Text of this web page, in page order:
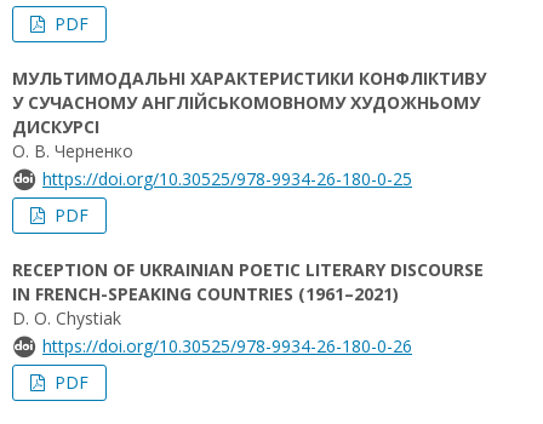
PDF
МУЛЬТИМОДАЛЬНІ ХАРАКТЕРИСТИКИ КОНФЛІКТИВУ
У СУЧАСНОМУ АНГЛІЙСЬКОМОВНОМУ ХУДОЖНЬОМУ
ДИСКУРСІ
О. В. Черненко
https://doi.org/10.30525/978-9934-26-180-0-25
PDF
RECEPTION OF UKRAINIAN POETIC LITERARY DISCOURSE
IN FRENCH-SPEAKING COUNTRIES (1961–2021)
D. O. Chystiak
https://doi.org/10.30525/978-9934-26-180-0-26
PDF